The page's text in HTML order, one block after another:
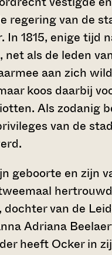
regering van de
1815, enige tijd
als de leden
aan zich
koos daarbij
Als zodanig
van de
geboorte en zijn
van de
Adriana
heeft Ocker in